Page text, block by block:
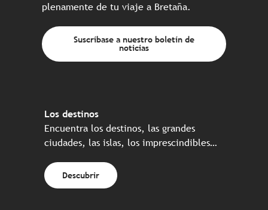
plenamente de tu viaje a Bretaña.
Suscríbase a nuestro boletín de
noticias
Los destinos
Encuentra los destinos, las grandes
ciudades, las islas, los imprescindibles…
Descubrir